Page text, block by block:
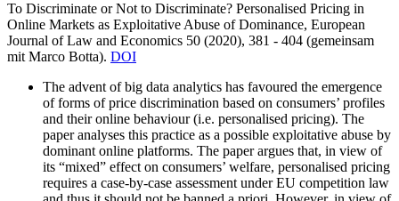
To Discriminate or Not to Discriminate? Personalised Pricing in
Online Markets as Exploitative Abuse of Dominance, European
Journal of Law and Economics 50 (2020), 381 - 404 (gemeinsam
mit Marco Botta). DOI
The advent of big data analytics has favoured the emergence
of forms of price discrimination based on consumers’ profiles
and their online behaviour (i.e. personalised pricing). The
paper analyses this practice as a possible exploitative abuse by
dominant online platforms. The paper argues that, in view of
its “mixed” effect on consumers’ welfare, personalised pricing
requires a case-by-case assessment under EU competition law